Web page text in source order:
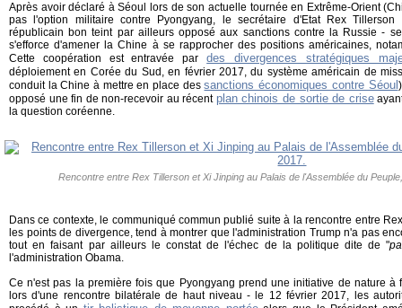
Après avoir déclaré à Séoul lors de son actuelle tournée en Extrême-Orient
pas l'option militaire contre Pyongyang, le secrétaire d'Etat Rex
républicain bon teint par ailleurs opposé aux sanctions contre la Russie -
s'efforce d'amener la Chine à se rapprocher des positions américaines,
Cette coopération est entravée pardes divergences stratégiques
déploiement en Corée du Sud, en février 2017, du système américain de
conduit la Chine à mettre en place dessanctions économiques contre Séoul
opposé une fin de non-recevoir au récent plan chinois de sortie de crise
la question coréenne.
Rencontre entre Rex Tillerson et Xi Jinping au Palais de l'Assemblée du
Dans ce contexte, le communiqué commun publié suite à la rencontre entre
les points de divergence, tend à montrer que l'administration Trump n'a pas
tout en faisant par ailleurs le constat de l'échec de la politique dite de "
l'administration Obama.
Ce n'est pas la première fois que Pyongyang prend une initiative de nature à
lors d'une rencontre bilatérale de haut niveau - le 12 février 2017, les